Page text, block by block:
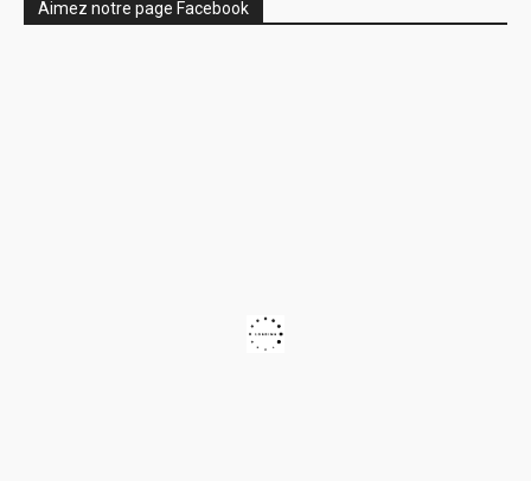
Aimez notre page Facebook